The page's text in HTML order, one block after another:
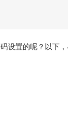
设置的呢？以下